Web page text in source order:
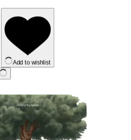
Add to wishlist